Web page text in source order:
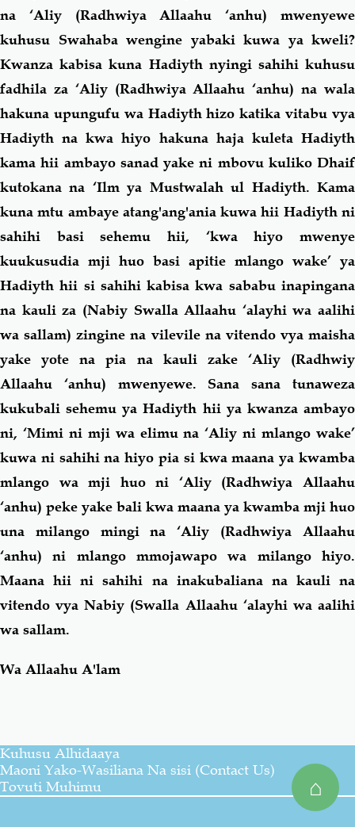
⌂
na ‘Aliy (Radhwiya Allaahu ‘anhu)
mwenyewe
kuhusu Swahaba wengine yabaki kuwa ya kweli?
Kwanza kabisa kuna Hadiyth nyingi sahihi kuhusu
fadhila za ‘Aliy (Radhwiya Allaahu ‘anhu) na wala
hakuna upungufu wa Hadiyth hizo katika vitabu vya
Hadiyth na kwa hiyo hakuna haja kuleta Hadiyth
kama hii ambayo sanad yake ni mbovu kuliko Dhaif
kutokana na ‘Ilm ya Mustwalah ul Hadiyth. Kama
kuna mtu ambaye atang'ang'ania kuwa hii Hadiyth ni
sahihi basi sehemu hii, ‘kwa hiyo mwenye
kuukusudia mji huo basi apitie mlango wake’ ya
Hadiyth hii si sahihi kabisa kwa sababu inapingana
na kauli za (Nabiy Swalla Allaahu ‘alayhi wa aalihi
wa sallam) zingine na vilevile na vitendo vya maisha
yake yote na pia na kauli zake ‘Aliy (Radhwiy
Allaahu ‘anhu)
mwenyewe. Sana sana tunaweza
kukubali sehemu ya Hadiyth hii ya kwanza ambayo
ni, ‘Mimi ni mji wa elimu na ‘Aliy ni mlango wake’
kuwa ni sahihi na hiyo pia si kwa maana ya kwamba
mlango wa mji huo ni ‘Aliy (Radhwiya Allaahu
‘anhu) peke yake bali kwa maana ya kwamba mji huo
una milango mingi na ‘Aliy (Radhwiya Allaahu
‘anhu)
ni mlango mmojawapo wa milango hiyo.
Maana hii ni sahihi na inakubaliana na kauli na
vitendo vya Nabiy (Swalla Allaahu ‘alayhi wa aalihi
wa sallam.
Wa Allaahu A'lam
Kuhusu Alhidaaya
Maoni Yako-Wasiliana Na sisi (Contact Us)
Tovuti Muhimu